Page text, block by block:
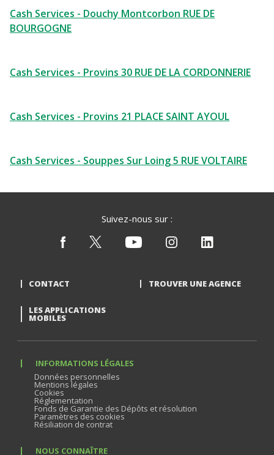
Cash Services - Douchy Montcorbon RUE DE
BOURGOGNE
Cash Services - Provins 30 RUE DE LA CORDONNERIE
Cash Services - Provins 21 PLACE SAINT AYOUL
Cash Services - Souppes Sur Loing 5 RUE VOLTAIRE
Suivez-nous sur :
CONTACT TROUVER UNE AGENCE
LES APPLICATIONS
MOBILES
INFORMATIONS LÉGALES
Données personnelles
Mentions légales
Cookies
Réglementation
Fonds de Garantie des Dépôts et résolution
Paramètres des cookies
Résiliation de contrat
NOUS CONNAÎTRE